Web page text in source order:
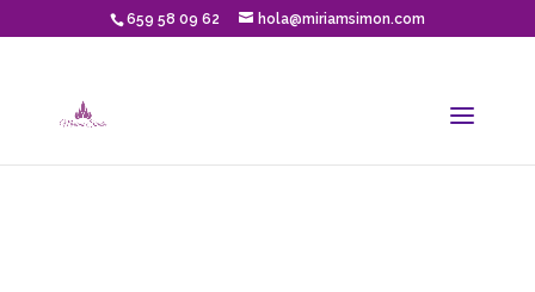
659 58 09 62 hola@miriamsimon.com